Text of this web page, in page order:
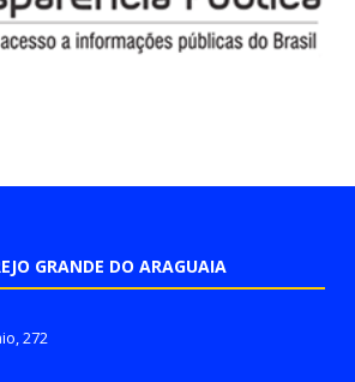
GRANDE DO ARAGUAIA
272